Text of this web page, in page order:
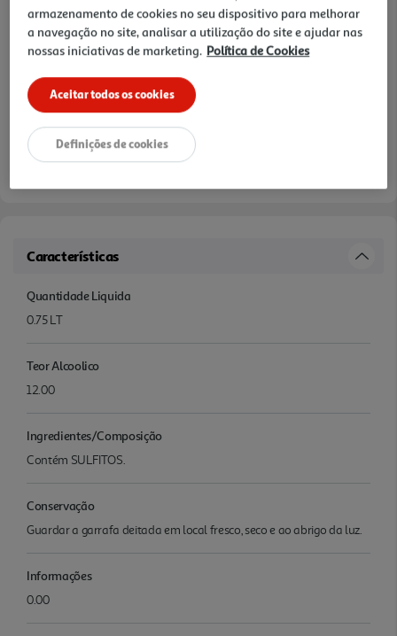
27,99 €
Características
Quantidade Liquida
0.75 LT
Teor Alcoolico
12.00
Ingredientes/Composição
Contém SULFITOS.
Conservação
Guardar a garrafa deitada em local fresco, seco e ao abrigo da luz.
Informações
0.00
armazenamento de cookies no seu dispositivo para melhorar
a navegação no site, analisar a utilização do site e ajudar nas
nossas iniciativas de marketing. Política de Cookies
Aceitar todos os cookies
Definições de cookies